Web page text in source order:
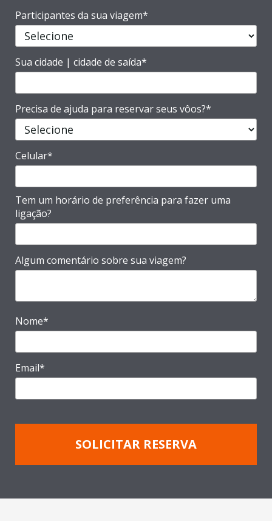
Participantes da sua viagem*
Sua cidade | cidade de saída*
Precisa de ajuda para reservar seus vôos?*
Celular*
Tem um horário de preferência para fazer uma
ligação?
Algum comentário sobre sua viagem?
Nome*
Email*
SOLICITAR RESERVA